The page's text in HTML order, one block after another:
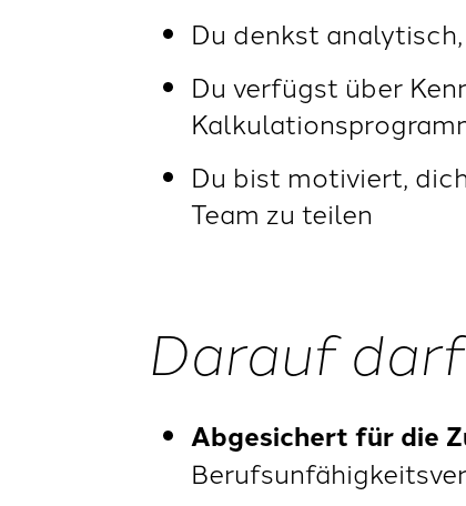
Du denkst
Du verfügst über
Du bist motiviert,
Team zu teilen
Darauf
Abgesichert für die